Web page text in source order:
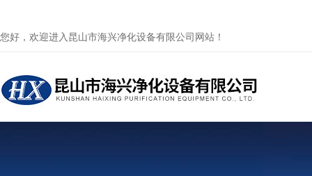
您好，欢迎进入昆山市海兴净化设备有限公司网站！